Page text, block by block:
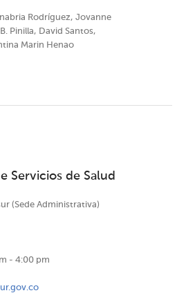
Rodríguez, Jovanne
Pinilla, David Santos,
Marin Henao
Servicios de Salud
(Sede Administrativa)
- 4:00 pm